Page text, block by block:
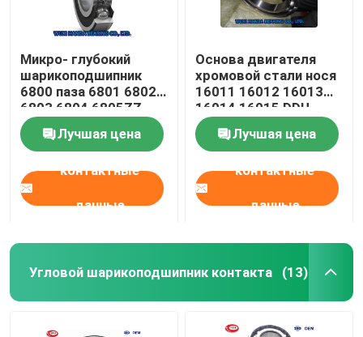
Микро- глубокий
шарикоподшипник
6800 паза 6801 6802
6803 6804 6805ZZ
2RS
Лучшая цена
контактные
данные
Основа двигателя
хромовой стали нося
16011 16012 16013
16014 16015 DDU
ZZC3 2RS
Лучшая цена
контактные
данные
Угловой шарикоподшипник контакта (13)